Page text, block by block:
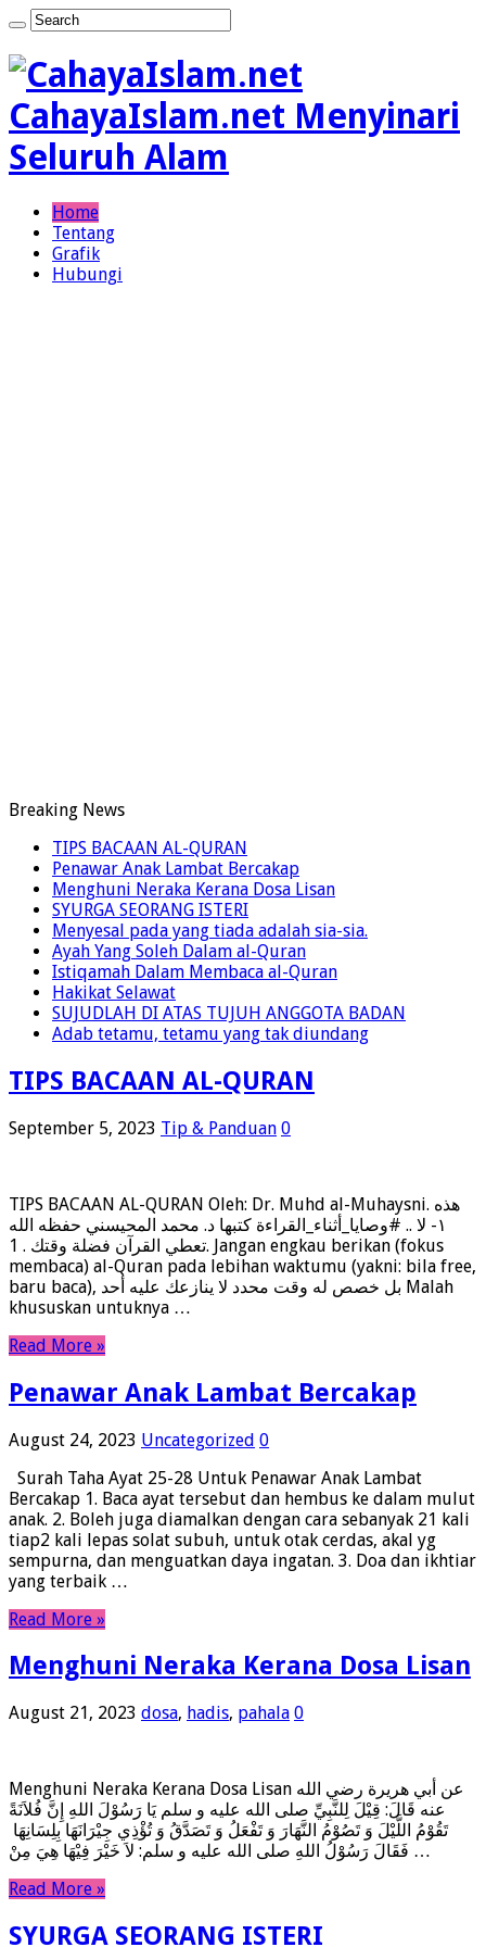
CahayaIslam.net Menyinari
Seluruh Alam
Home
Tentang
Grafik
Hubungi
Breaking News
TIPS BACAAN AL-QURAN
Penawar Anak Lambat Bercakap
Menghuni Neraka Kerana Dosa Lisan
SYURGA SEORANG ISTERI
Menyesal pada yang tiada adalah sia-sia.
Ayah Yang Soleh Dalam al-Quran
Istiqamah Dalam Membaca al-Quran
Hakikat Selawat
SUJUDLAH DI ATAS TUJUH ANGGOTA BADAN
Adab tetamu, tetamu yang tak diundang
TIPS BACAAN AL-QURAN
September 5, 2023 Tip & Panduan 0
TIPS BACAAN AL-QURAN Oleh: Dr. Muhd al-Muhaysni. ‎هذه
#وصايا_أثناء_القراءة كتبها د. محمد المحيسني حفظه الله .. ‎١- لا
تعطي القرآن فضلة وقتك . 1. Jangan engkau berikan (fokus
membaca) al-Quran pada lebihan waktumu (yakni: bila free,
baru baca), ‎بل خصص له وقت محدد لا ينازعك عليه أحد Malah
khususkan untuknya …
Read More »
Penawar Anak Lambat Bercakap
August 24, 2023 Uncategorized 0
Surah Taha Ayat 25-28 Untuk Penawar Anak Lambat
Bercakap 1. Baca ayat tersebut dan hembus ke dalam mulut
anak. 2. Boleh juga diamalkan dengan cara sebanyak 21 kali
tiap2 kali lepas solat subuh, untuk otak cerdas, akal yg
sempurna, dan menguatkan daya ingatan. 3. Doa dan ikhtiar
yang terbaik …
Read More »
Menghuni Neraka Kerana Dosa Lisan
August 21, 2023 dosa, hadis, pahala 0
Menghuni Neraka Kerana Dosa Lisan عن أبي هريرة رضي الله
عنه قَالَ: قِيْلَ لِلنَّبِيِّ صلى الله عليه و سلم يَا رَسُوْلَ اللهِ إِنَّ فُلاَنَةً
تَقُوْمُ اللَّيْلَ وَ تَصُوْمُ النَّهَارَ وَ تَفْعَلُ وَ تَصَدَّقُ وَ تُؤْذِي جِيْرَانَهَا بِلِسَانِهَا
فَقَالَ رَسُوْلُ اللهِ صلى الله عليه و سلم: لاَ خَيْرَ فِيْهَا هِيَ مِنْ …
Read More »
SYURGA SEORANG ISTERI